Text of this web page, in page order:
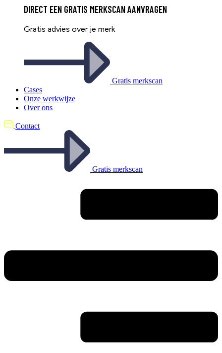
DIRECT EEN GRATIS MERKSCAN AANVRAGEN
Gratis advies over je merk
Gratis merkscan
Cases
Onze werkwijze
Over ons
Contact
Gratis merkscan